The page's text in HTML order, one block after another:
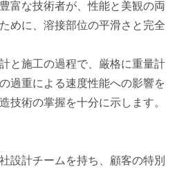
富な技術者が、性能と美観の両
めに、溶接部位の平滑さと完全
と施工の過程で、厳格に重量計
過重による速度性能への影響を
技術の掌握を十分に示します。
設計チームを持ち、顧客の特別